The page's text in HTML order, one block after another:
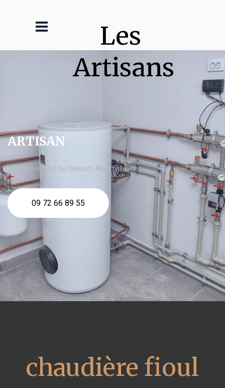
Les
Artisans
ARTISAN
chaudière fioul De Dietrich Albertville
09 72 66 89 55
chaudière fioul